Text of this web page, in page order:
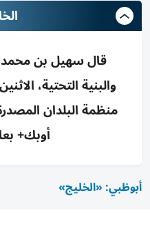
قال ‌سهيل بن محمد
والبنية التحتية،
⁠منظمة البلدان
أوبك+
أبوظبي: «الخليج»